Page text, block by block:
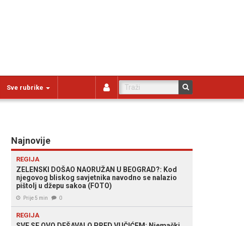
Sve rubrike
Najnovije
REGIJA
ZELENSKI DOŠAO NAORUŽAN U BEOGRAD?: Kod
njegovog bliskog savjetnika navodno se nalazio
pištolj u džepu sakoa (FOTO)
Prije 5 min 0
REGIJA